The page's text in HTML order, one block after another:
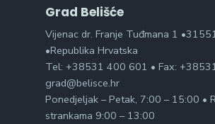
Grad Belišće
Vijenac dr. Franje Tuđmana 1
•Republika Hrvatska
Tel: +38531 400 601 • Fax:
grad@belisce.hr
Ponedjeljak – Petak, 7:00 – 15:00 •
strankama 9:00 – 13:00